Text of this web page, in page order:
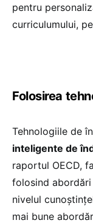
pentru
curriculumului,
Folosirea
Tehnologiile de
inteligente de
raportul OECD,
folosind abordări
nivelul
mai bune